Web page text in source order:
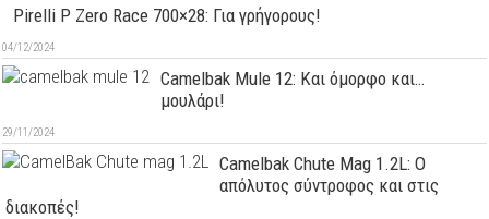
Pirelli P Zero Race 700×28: Για γρήγορους!
04/12/2024
Camelbak Mule 12: Kαι όμορφο και…
μουλάρι!
29/11/2024
Camelbak Chute Mag 1.2L: Ο
απόλυτος σύντροφος και στις
διακοπές!